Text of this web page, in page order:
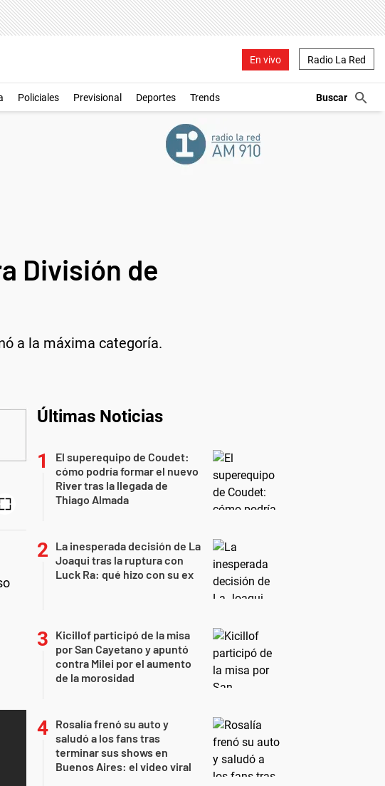
En vivo Radio La Red
Policiales Previsional Deportes Trends
División de
a la máxima categoría.
Últimas Noticias
El superequipo de Coudet:
cómo podría formar el nuevo
River tras la llegada de
Thiago Almada
La inesperada decisión de La
Joaqui tras la ruptura con
Luck Ra: qué hizo con su ex
Kicillof participó de la misa
por San Cayetano y apuntó
contra Milei por el aumento
de la morosidad
Rosalía frenó su auto y
saludó a los fans tras
terminar sus shows en
Buenos Aires: el video viral